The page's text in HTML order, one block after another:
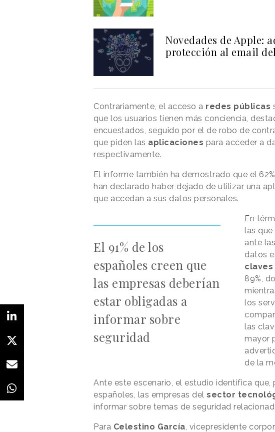
Novedades de Apple:
protección al email
Contrariamente, el acceso a redes públicas
que los usuarios tienen más conciencia,
encuestados, seguido por el de robo de
que piden las aplicaciones para acceder a
respectivamente.
El informe también ha demostrado que el
han declarado haber dejado de utilizar una
que accedan a sus datos personales.
El 91% de los
españoles creen que
las empresas deberían
estar obligadas a
informar sobre
seguridad
En
las
ante
datos
claves
89%,
los
las
mayor
de la
Ante este escenario, el estudio identifica que,
españoles, las empresas del sector
informar sobre temas de seguridad
Para Celestino García , vicepresidente